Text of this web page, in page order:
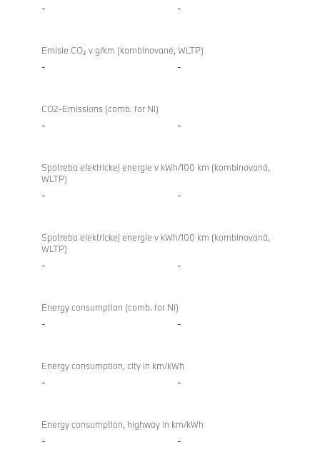
- -
Emisie CO₂ v g/km (kombinované, WLTP)
- -
CO2-Emissions (comb. for NI)
- -
Spotreba elektrickej energie v kWh/100 km (kombinovaná,
WLTP)
- -
Spotreba elektrickej energie v kWh/100 km (kombinovaná,
WLTP)
- -
Energy consumption (comb. for NI)
- -
Energy consumption, city in km/kWh
- -
Energy consumption, highway in km/kWh
- -